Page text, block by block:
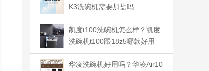
K3洗碗机需要加盐吗
凯度t100洗碗机怎么样？凯度
洗碗机t100跟18z5哪款好用
华凌洗碗机好用吗？华凌Air10